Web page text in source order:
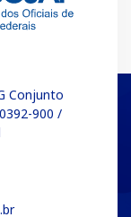
Conjunto
900 /